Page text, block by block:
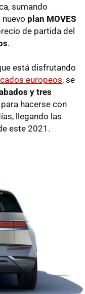
sumando
plan MOVES
de partida del
.
está disfrutando
europeos, se
y tres
hacerse con
llegando las
este 2021.